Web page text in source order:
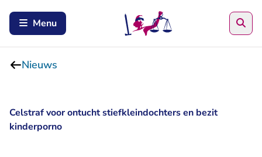
Menu
Nieuws
Celstraf voor ontucht stiefkleindochters en bezit
kinderporno